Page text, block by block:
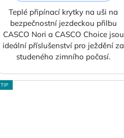
Teplé připínací krytky na uši na
bezpečnostní jezdeckou přilbu
CASCO Nori a CASCO Choice jsou
ideální příslušenství pro ježdění za
studeného zimního počasí.
TIP